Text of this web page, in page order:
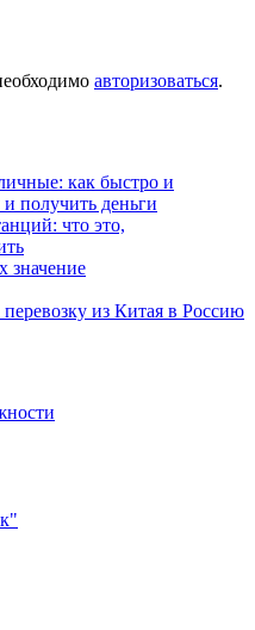
авторизоваться.
как быстро и
получить деньги
что это,
значение
из Китая в Россию